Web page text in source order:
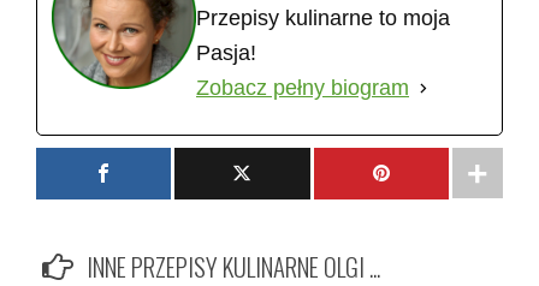
Przepisy kulinarne to moja
Pasja!
Zobacz pełny biogram
INNE PRZEPISY KULINARNE OLGI ...